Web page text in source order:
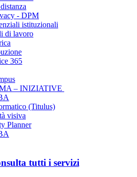
- DPM
istituzionali
di lavoro
365
– INIZIATIVE
(Titulus)
visiva
Planner
tutti i servizi